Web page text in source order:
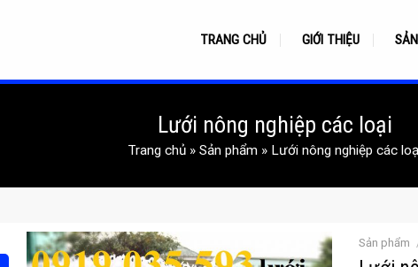
TRANG CHỦ GIỚI THIỆU
Lưới nông nghiệp các loại
Trang chủ » Sản phẩm » Lưới nông nghiệp các
Sản phẩm